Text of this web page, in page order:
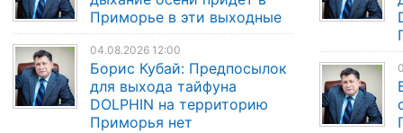
Приморье в эти выходные
04.08.2026 12:00
Борис Кубай: Предпосылок
для выхода тайфуна
DOLPHIN на территорию
Приморья нет